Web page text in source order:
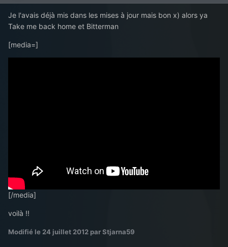
Je l'avais déjà mis dans les mises à jour mais bon x) alors ya
Take me back home et Bitterman
[media=]
[/media]
voilà !!
Modifié le 24 juillet 2012 par Stjarna59